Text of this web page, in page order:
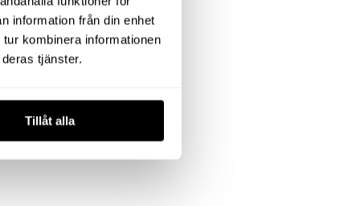
information från din enhet
kombinera informationen
tjänster.
Tillåt alla